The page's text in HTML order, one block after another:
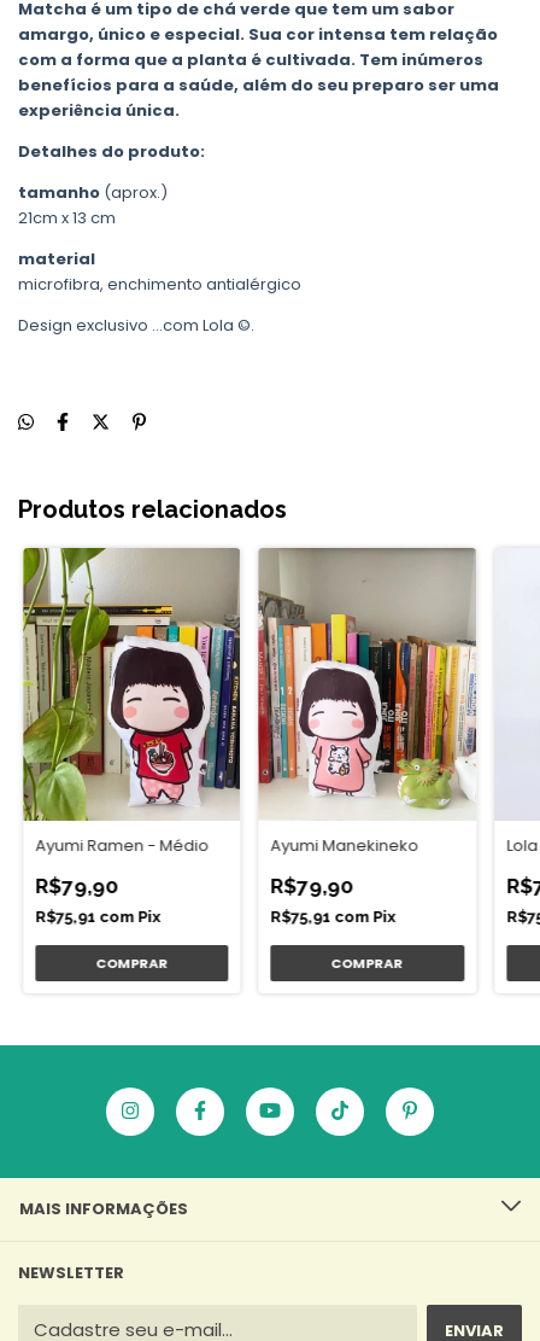
Matcha é um tipo de chá verde que tem um sabor
amargo, único e especial. Sua cor intensa tem relação
com a forma que a planta é cultivada. Tem inúmeros
benefícios para a saúde, além do seu preparo ser uma
experiência única.
Detalhes do produto:
tamanho (aprox.)
21cm x 13 cm
material
microfibra, enchimento antialérgico
Design exclusivo ...com Lola ©.
Produtos relacionados
Ayumi Ramen - Médio
R$79,90
R$75,91 com Pix
Ayumi Manekineko
R$79,90
R$75,91 com Pix
MAIS INFORMAÇÕES
NEWSLETTER